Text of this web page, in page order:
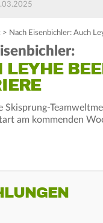
> Nach Eisenbichler: Auch
LEYHE
Skisprung-
am kommenden